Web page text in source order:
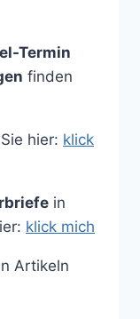
Termin
finden
hier: klick
in
klick mich
Artikeln